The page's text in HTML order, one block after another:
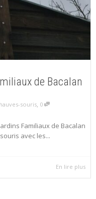
de Bacalan
souris, 0
Familiaux de Bacalan
avec les...
En lire plus